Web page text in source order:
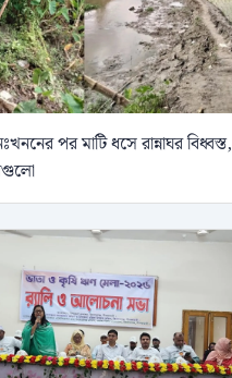
পর মাটি ধসে রান্নাঘর বিধ্বস্ত,